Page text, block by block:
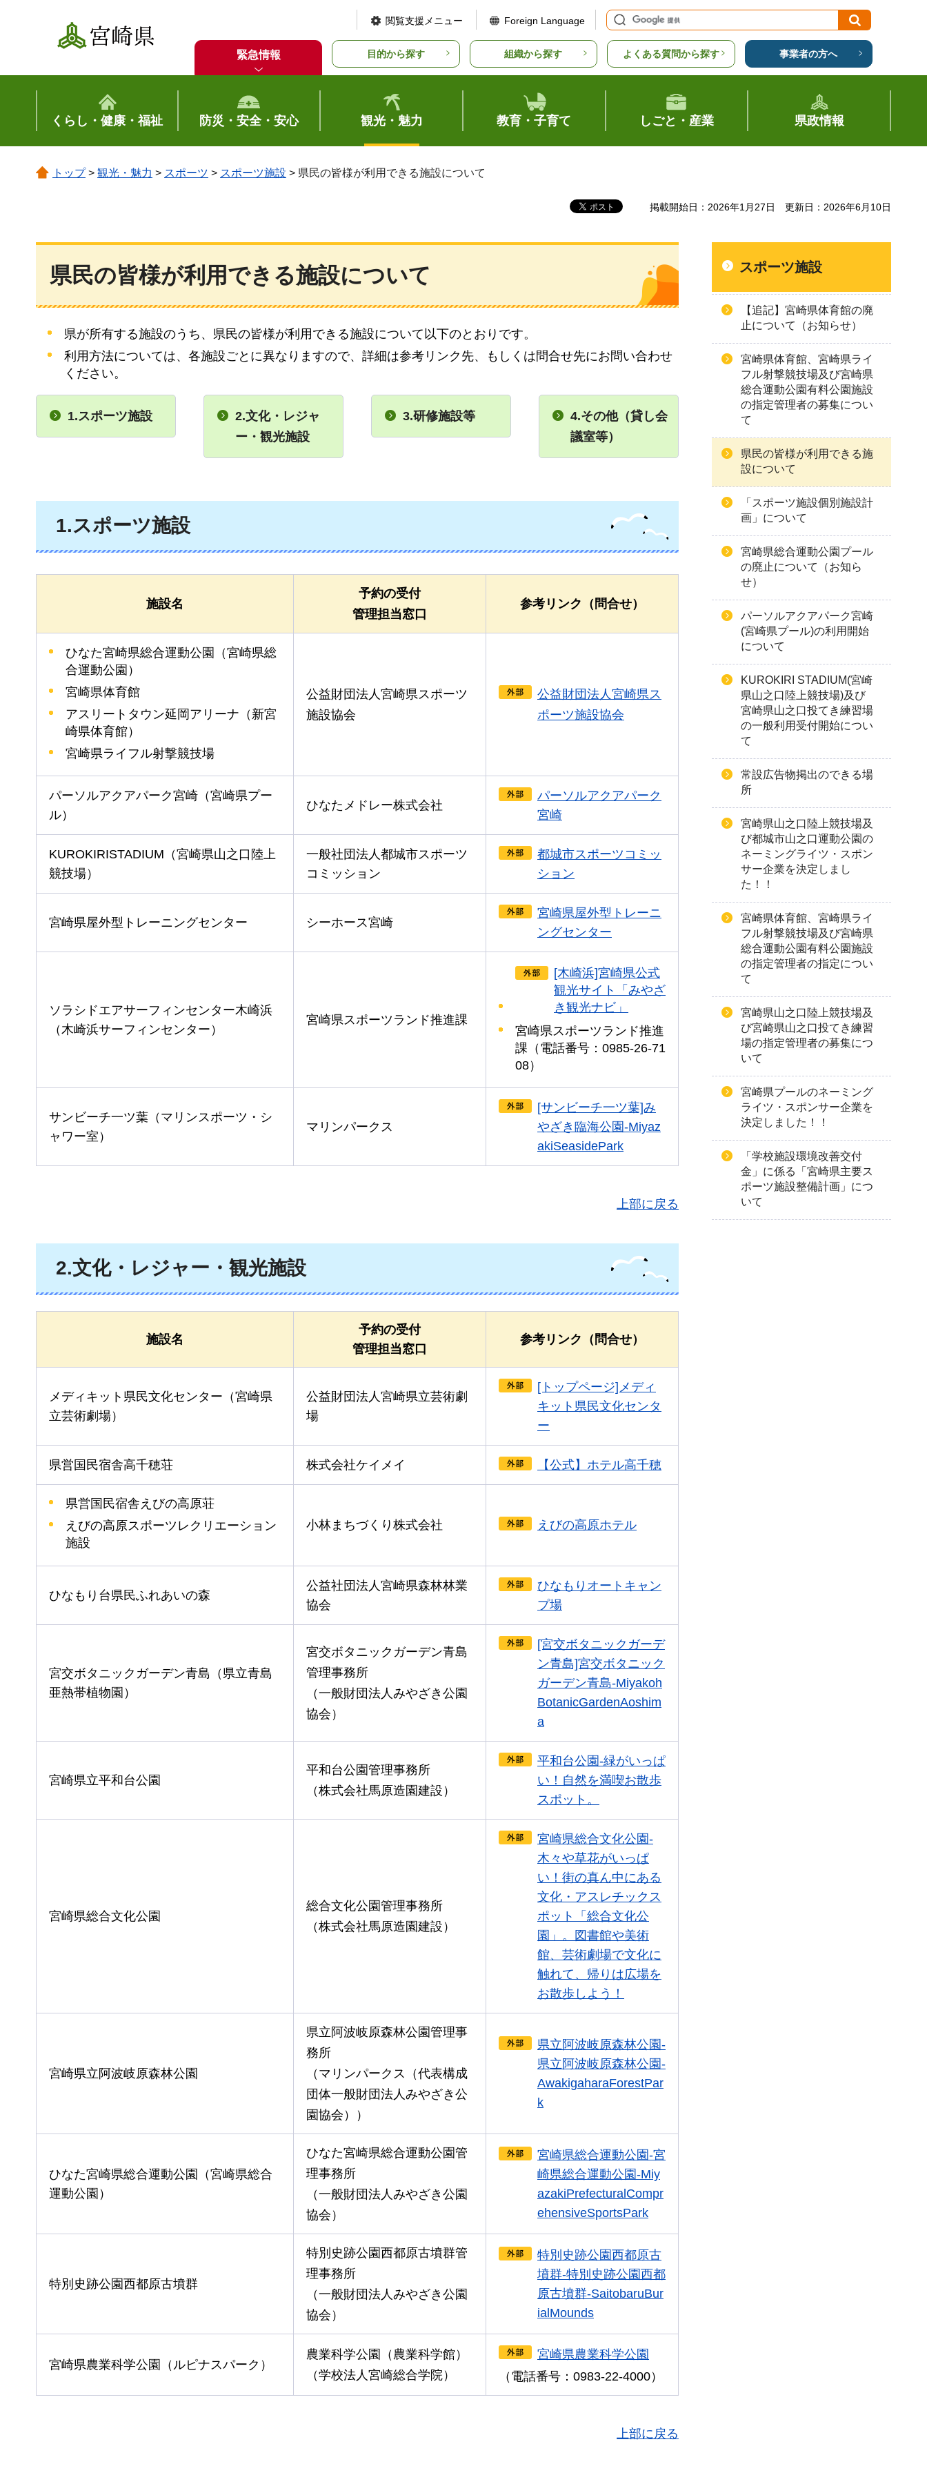
宮崎県
閲覧支援メニュー Foreign Language
緊急情報 目的から探す 組織から探す よくある質問から探す 事業者の方へ
くらし・健康・福祉 防災・安全・安心 観光・魅力 教育・子育て しごと・産業 県政情報
トップ> 観光・魅力 > スポーツ > スポーツ施設 > 県民の皆様が利用できる施設について
掲載開始日：2026年1月27日 更新日：2026年6月10日
県民の皆様が利用できる施設について
県が所有する施設のうち、県民の皆様が利用できる施設について以下のとおりです。
利用方法については、各施設ごとに異なりますので、詳細は参考リンク先、もしくは問合せ先にお問い合わせ
ください。
1.スポーツ施設 2.文化・レジャ
ー・観光施設
3.研修施設等
4.その他（貸し会
議室等）
1.スポーツ施設
施設名
予約の受付
管理担当窓口
参考リンク（問合せ）
ひなた宮崎県総合運動公園（宮崎県総
合運動公園）
宮崎県体育館
アスリートタウン延岡アリーナ（新宮
崎県体育館）
宮崎県ライフル射撃競技場
公益財団法人宮崎県スポーツ
施設協会
公益財団法人宮崎県ス
ポーツ施設協会
パーソルアクアパーク宮崎（宮崎県プー
ル）
ひなたメドレー株式会社
パーソルアクアパーク
宮崎
KUROKIRISTADIUM（宮崎県山之口陸上
競技場）
一般社団法人都城市スポーツ
コミッション
都城市スポーツコミッ
ション
宮崎県屋外型トレーニングセンター シーホース宮崎
宮崎県屋外型トレーニ
ングセンター
ソラシドエアサーフィンセンター木崎浜
（木崎浜サーフィンセンター）
宮崎県スポーツランド推進課
[木崎浜]宮崎県公式
観光サイト「みやざ
き観光ナビ」
宮崎県スポーツランド推進
課（電話番号：0985-26-71
08）
サンビーチ一ツ葉（マリンスポーツ・シ
ャワー室）
マリンパークス
[サンビーチ一ツ葉]み
やざき臨海公園-Miyaz
akiSeasidePark
上部に戻る
2.文化・レジャー・観光施設
施設名
予約の受付
管理担当窓口
参考リンク（問合せ）
メディキット県民文化センター（宮崎県
立芸術劇場）
公益財団法人宮崎県立芸術劇
場
[トップページ]メディ
キット県民文化センタ
ー
県営国民宿舎高千穂荘 株式会社ケイメイ 【公式】ホテル高千穂
県営国民宿舎えびの高原荘
えびの高原スポーツレクリエーション
施設
小林まちづくり株式会社 えびの高原ホテル
ひなもり台県民ふれあいの森
公益社団法人宮崎県森林林業
協会
ひなもりオートキャン
プ場
宮交ボタニックガーデン青島（県立青島
亜熱帯植物園）
宮交ボタニックガーデン青島
管理事務所
（一般財団法人みやざき公園
協会）
[宮交ボタニックガーデ
ン青島]宮交ボタニック
ガーデン青島-Miyakoh
BotanicGardenAoshim
a
宮崎県立平和台公園
平和台公園管理事務所
（株式会社馬原造園建設）
平和台公園-緑がいっぱ
い！自然を満喫お散歩
スポット。
宮崎県総合文化公園
総合文化公園管理事務所
（株式会社馬原造園建設）
宮崎県総合文化公園-
木々や草花がいっぱ
い！街の真ん中にある
文化・アスレチックス
ポット「総合文化公
園」。図書館や美術
館、芸術劇場で文化に
触れて、帰りは広場を
お散歩しよう！
宮崎県立阿波岐原森林公園
県立阿波岐原森林公園管理事
務所
（マリンパークス（代表構成
団体一般財団法人みやざき公
園協会））
県立阿波岐原森林公園-
県立阿波岐原森林公園-
AwakigaharaForestPar
k
ひなた宮崎県総合運動公園（宮崎県総合
運動公園）
ひなた宮崎県総合運動公園管
理事務所
（一般財団法人みやざき公園
協会）
宮崎県総合運動公園-宮
崎県総合運動公園-Miy
azakiPrefecturalCompr
ehensiveSportsPark
特別史跡公園西都原古墳群
特別史跡公園西都原古墳群管
理事務所
（一般財団法人みやざき公園
協会）
特別史跡公園西都原古
墳群-特別史跡公園西都
原古墳群-SaitobaruBur
ialMounds
宮崎県農業科学公園（ルピナスパーク）
農業科学公園（農業科学館）
（学校法人宮崎総合学院）
宮崎県農業科学公園
（電話番号：0983-22-4000）
上部に戻る
スポーツ施設
【追記】宮崎県体育館の廃
止について（お知らせ）
宮崎県体育館、宮崎県ライ
フル射撃競技場及び宮崎県
総合運動公園有料公園施設
の指定管理者の募集につい
て
県民の皆様が利用できる施
設について
「スポーツ施設個別施設計
画」について
宮崎県総合運動公園プール
の廃止について（お知ら
せ）
パーソルアクアパーク宮崎
(宮崎県プール)の利用開始
について
KUROKIRI STADIUM(宮崎
県山之口陸上競技場)及び
宮崎県山之口投てき練習場
の一般利用受付開始につい
て
常設広告物掲出のできる場
所
宮崎県山之口陸上競技場及
び都城市山之口運動公園の
ネーミングライツ・スポン
サー企業を決定しまし
た！！
宮崎県体育館、宮崎県ライ
フル射撃競技場及び宮崎県
総合運動公園有料公園施設
の指定管理者の指定につい
て
宮崎県山之口陸上競技場及
び宮崎県山之口投てき練習
場の指定管理者の募集につ
いて
宮崎県プールのネーミング
ライツ・スポンサー企業を
決定しました！！
「学校施設環境改善交付
金」に係る「宮崎県主要ス
ポーツ施設整備計画」につ
いて